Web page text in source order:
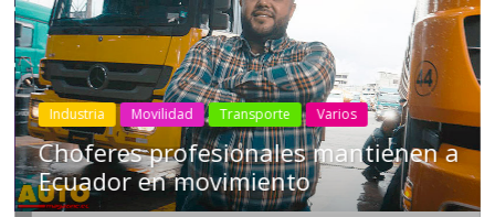
Industria Movilidad Transporte Varios
Choferes profesionales mantienen a
Ecuador en movimiento